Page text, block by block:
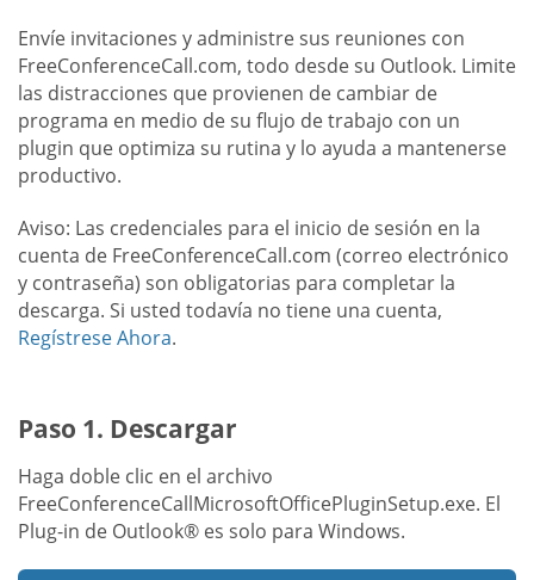
Envíe invitaciones y administre sus reuniones con
FreeConferenceCall.com, todo desde su Outlook. Limite
las distracciones que provienen de cambiar de
programa en medio de su flujo de trabajo con un
plugin que optimiza su rutina y lo ayuda a mantenerse
productivo.
Aviso: Las credenciales para el inicio de sesión en la
cuenta de FreeConferenceCall.com (correo electrónico
y contraseña) son obligatorias para completar la
descarga. Si usted todavía no tiene una cuenta,
Regístrese Ahora.
Paso 1. Descargar
Haga doble clic en el archivo
FreeConferenceCallMicrosoftOfficePluginSetup.exe. El
Plug-in de Outlook® es solo para Windows.